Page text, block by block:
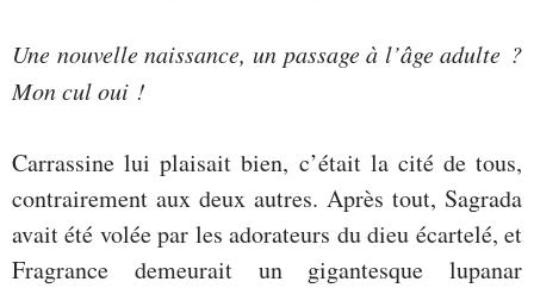
Une nouvelle naissance, un passage à l’âge adulte ?
Mon cul oui !
Carrassine lui plaisait bien, c’était la cité de tous,
contrairement aux deux autres. Après tout, Sagrada
avait été volée par les adorateurs du dieu écartelé, et
Fragrance demeurait un gigantesque lupanar